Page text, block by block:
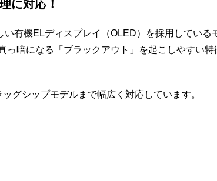
に対応！
有機ELディスプレイ（OLED）を採用している
っ暗になる「ブラックアウト」を起こしやすい特
グシップモデルまで幅広く対応しています。